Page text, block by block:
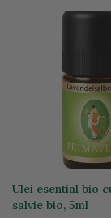
Ulei esential bio
salvie bio, 5ml